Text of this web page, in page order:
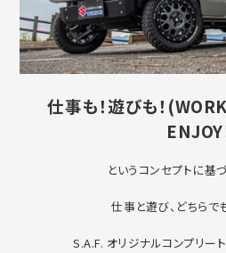
仕事も！遊びも！
ENJOY
というコンセプトに基
仕事と遊び、どちらで
S.A.F. オリジナルコンプリー